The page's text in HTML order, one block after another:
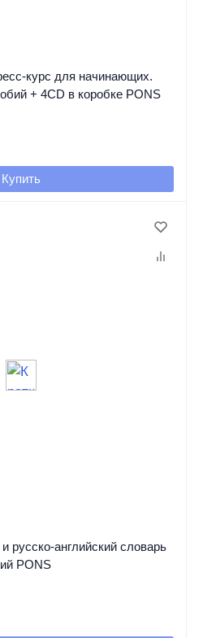
курс для начинающих.
+ 4CD в коробке PONS
Купить
русско-английский словарь
PONS